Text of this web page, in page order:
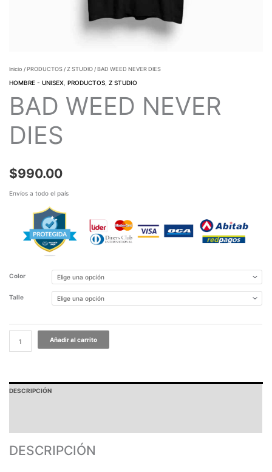
Inicio /PRODUCTOS /Z STUDIO / BAD WEED NEVER DIES
HOMBRE - UNISEX ,PRODUCTOS ,Z STUDIO
BAD WEED NEVER
DIES
$990.00
Envíos a todo el país
Color
Talle
Añadir al carrito
DESCRIPCIÓN
DESCRIPCIÓN